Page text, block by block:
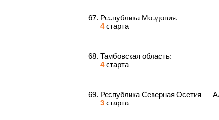
Республика Мордовия:
4старта
Тамбовская область:
4старта
Республика Северная Осетия —
3 старта